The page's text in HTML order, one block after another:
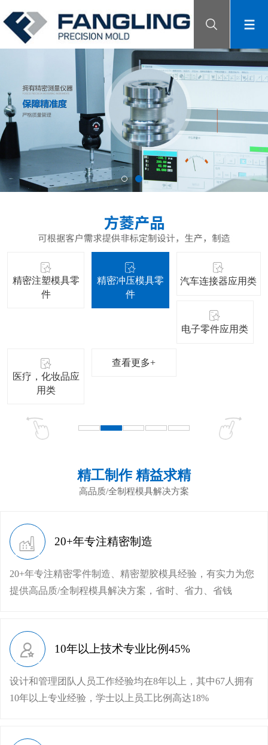
精密注塑模具零
件
精密冲压模具零
件
汽车连接器应用类
电子零件应用类
医疗，化妆品应
用类
查看更多+
精工制作 精益求精
高品质/全制程模具解决方案
20+年专注精密制造
20+年专注精密零件制造、精密塑胶模具经验，有实力为您
提供高品质/全制程模具解决方案，省时、省力、省钱
10年以上技术专业比例45%
设计和管理团队人员工作经验均在8年以上，其中67人拥有
10年以上专业经验，学士以上员工比例高达18%